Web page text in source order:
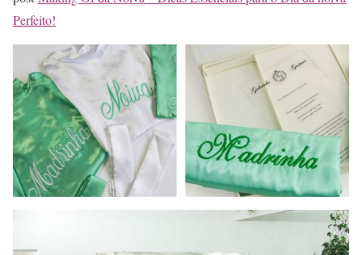
Perfeito!